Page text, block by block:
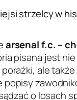
strzelcy w
arsenal f.c. –
pisana jest
ale
popisy
o losach